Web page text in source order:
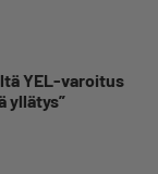
YEL-varoitus
yllätys”